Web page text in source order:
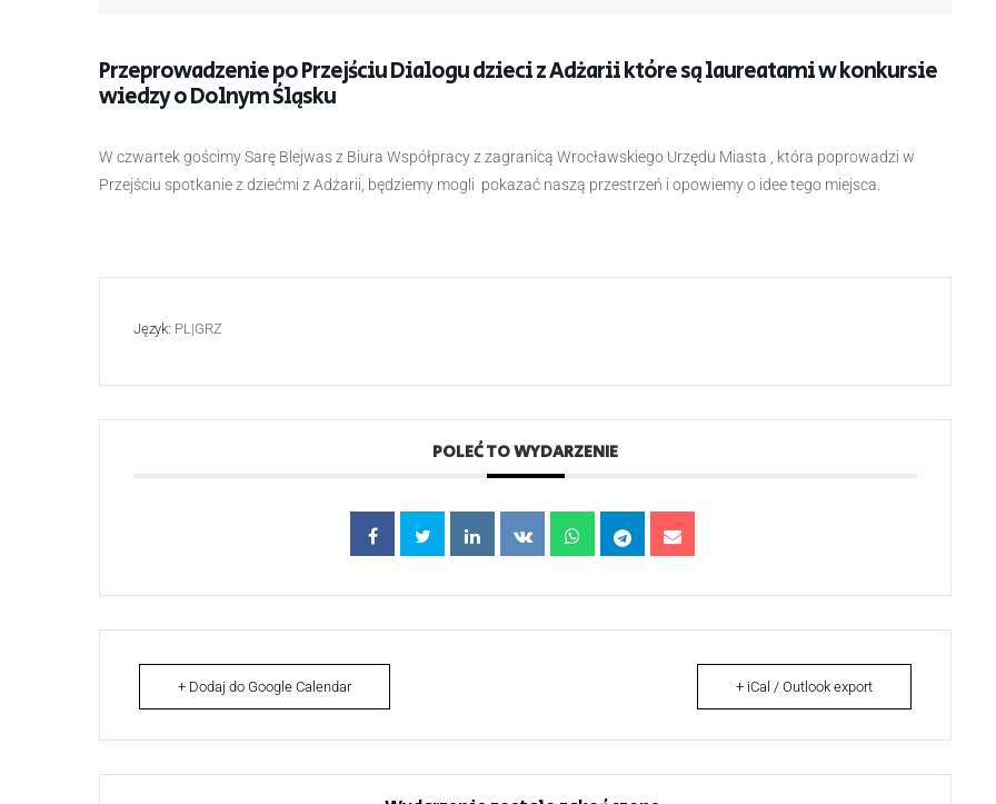
Przeprowadzenie po Przejściu Dialogu dzieci z Adżarii które są laureatami w konkursie
wiedzy o Dolnym Śląsku
W czwartek gościmy Sarę Blejwas z Biura Współpracy z zagranicą Wrocławskiego Urzędu Miasta , która poprowadzi w
Przejściu spotkanie z dziećmi z Adżarii, będziemy mogli pokazać naszą przestrzeń i opowiemy o idee tego miejsca.
Język: PL|GRZ
POLEĆ TO WYDARZENIE
+ Dodaj do Google Calendar + iCal / Outlook export